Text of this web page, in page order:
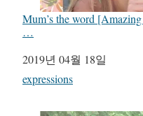
Mum’s the word
…
일자
2019년 04월 18일
관련 항목
expressions